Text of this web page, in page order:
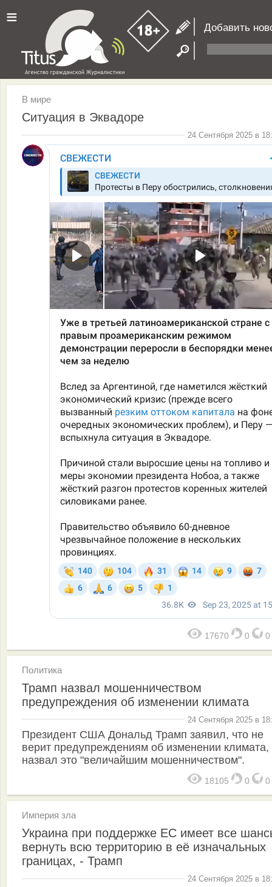
≡ Добавить
В мире
Ситуация в Эквадоре
24 Сентября 2025 в
17670 0 0
Политика
Трамп назвал мошенничеством
предупреждения об изменении климата
24 Сентября 2025 в
Президент США Дональд Трамп заявил, что не
верит предупреждениям об изменении климата,
назвал это "величайшим мошенничеством".
18105 0 0
Империя зла
Украина при поддержке ЕС имеет все
вернуть всю территорию в её изначальных
границах, - Трамп
24 Сентября 2025 в